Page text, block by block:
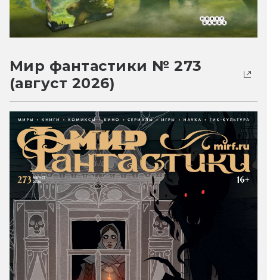
Мир фантастики № 273
(август 2026)